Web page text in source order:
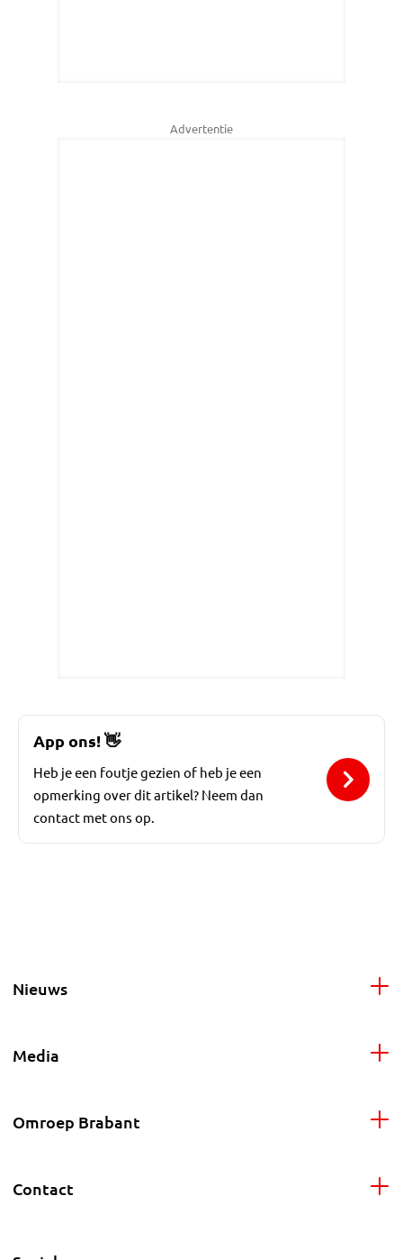
Advertentie
App ons!👋
Heb je een foutje gezien of heb je een
opmerking over dit artikel? Neem dan
contact met ons op.
Nieuws
Media
Omroep Brabant
Contact